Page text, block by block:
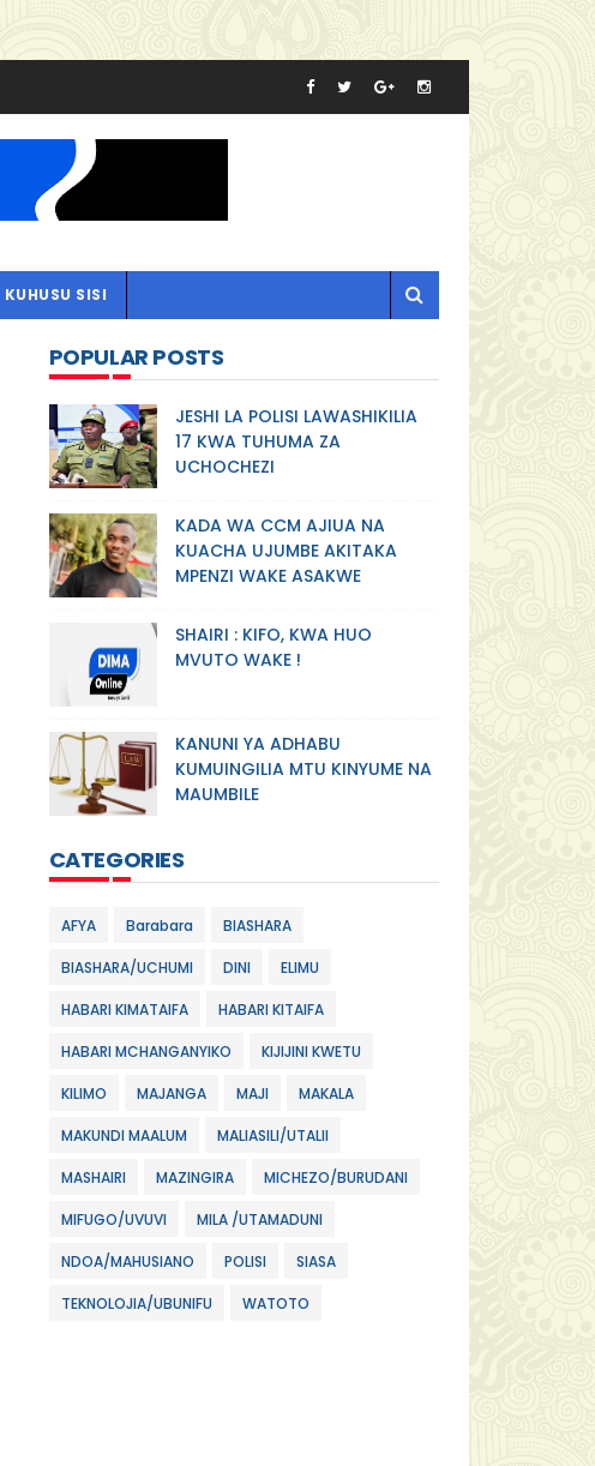
KUHUSU SISI
POPULAR POSTS
JESHI LA POLISI LAWASHIKILIA
17 KWA TUHUMA ZA
UCHOCHEZI
KADA WA CCM AJIUA NA
KUACHA UJUMBE AKITAKA
MPENZI WAKE ASAKWE
SHAIRI : KIFO, KWA HUO
MVUTO WAKE !
KANUNI YA ADHABU
KUMUINGILIA MTU KINYUME NA
MAUMBILE
CATEGORIES
AFYA Barabara BIASHARA
BIASHARA/UCHUMI DINI ELIMU
HABARI KIMATAIFA HABARI KITAIFA
HABARI MCHANGANYIKO KIJIJINI KWETU
KILIMO MAJANGA MAJI MAKALA
MAKUNDI MAALUM MALIASILI/UTALII
MASHAIRI MAZINGIRA MICHEZO/BURUDANI
MIFUGO/UVUVI MILA /UTAMADUNI
NDOA/MAHUSIANO POLISI SIASA
TEKNOLOJIA/UBUNIFU WATOTO